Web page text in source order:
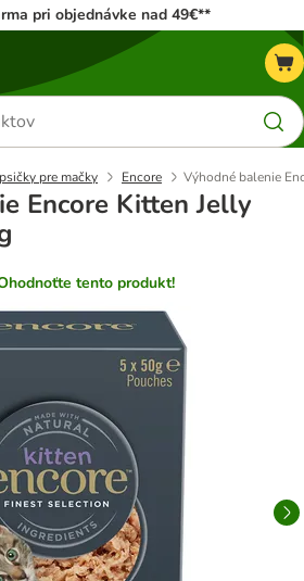
pri objednávke nad 49€**
pre mačky Encore Výhodné balenie
Encore Kitten Jelly
tento produkt!